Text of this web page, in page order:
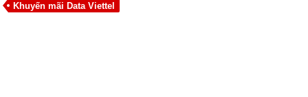
Khuyến mãi Data Viettel